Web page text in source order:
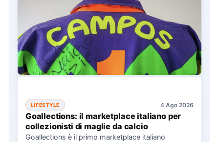
LIFESTYLE 4 Ago 2026
Goallections: il marketplace italiano per
collezionisti di maglie da calcio
Goallections è il primo marketplace italiano